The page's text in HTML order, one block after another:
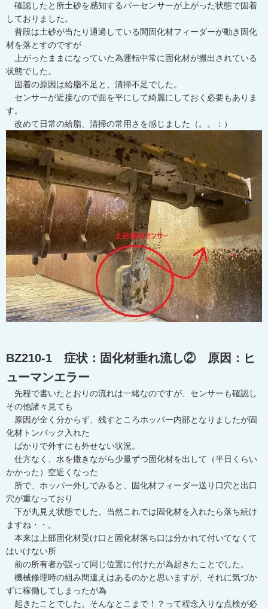
確認したと所土砂を感知するバーセンサーが上がった状態で固着
しておりました。
普段は土砂が当たり通過している間固化材フィーダーが動き固化
材を落とすのですが
上がったままになっていた為運転中常に固化材が搬出されている
状態でした。
固着の原因は給脂不足と、清掃不足でした。
センサーが近接なので面を平にして綺麗にしておく必要もありま
す。
改めて日常の給脂、清掃の常用さを感じました（。。：）
BZ210-1 症状：固化材垂れ流し② 原因：ヒ
ューマンエラー
先程で書いたとおりの流れは一緒なのですが、センサーも確認し
その他諸々見ても
原因が全く分からず、残すところホッパー内部となりましたが固
化材トンパック入れた
ばかりで外すにも外せない状況。
仕方なく、水を撒きながら少量ずつ固化材を出して（半日くらい
かかった）空近くなった
所で、ホッパー外しでみると、固化材フィーダー送り口穴と出口
穴が重なっており
下が丸見え状態でした。当然これでは固化材を入れたら落ち続け
ますね・・。
本来は上部固化材受け口と固化材落ち口は分かれて付いてなくて
はいけない所
前の所有者が誤って同じ位置に付けたが為起きたことでした。
機械修理時の組み間違えはあるのかと思いますが、それに気づか
ずに稼働してしまったが為
起きたことでした。そんなとこまで！？って程念入りな点検が必